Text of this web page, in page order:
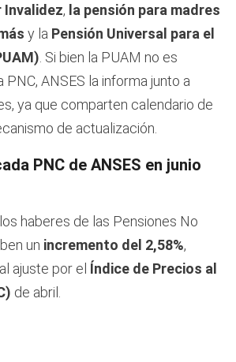
Invalidez, la pensión para madres
y la Pensión Universal para el
. Si bien la PUAM no es
ANSES la informa junto a
ya que comparten calendario de
de actualización.
PNC de ANSES en junio
haberes de las Pensiones No
un incremento del 2,58%,
ajuste por el Índice de Precios al
de abril.